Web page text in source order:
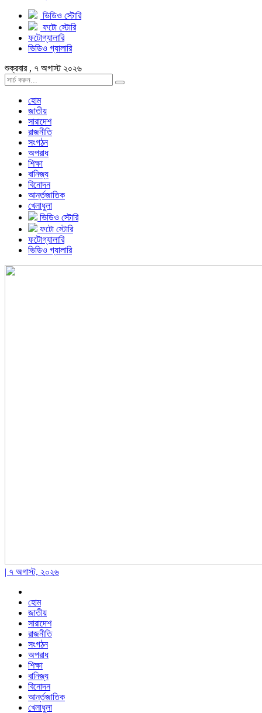
ভিডিও স্টোরি
ফটো স্টোরি
ফটোগ্যালারি
ভিডিও গ্যালারি
শুক্রবার , ৭ অগাস্ট ২০২৬
হোম
জাতীয়
সারাদেশ
রাজনীতি
সংগঠন
অপরাধ
শিক্ষা
বানিজ্য
বিনোদন
আর্ন্তজাতিক
খেলাধুলা
ভিডিও স্টোরি
ফটো স্টোরি
ফটোগ্যালারি
ভিডিও গ্যালারি
| ৭ অগাস্ট, ২০২৬
হোম
জাতীয়
সারাদেশ
রাজনীতি
সংগঠন
অপরাধ
শিক্ষা
বানিজ্য
বিনোদন
আর্ন্তজাতিক
খেলাধুলা